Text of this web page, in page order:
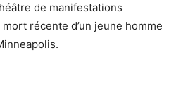
de manifestations
récente d’un jeune homme